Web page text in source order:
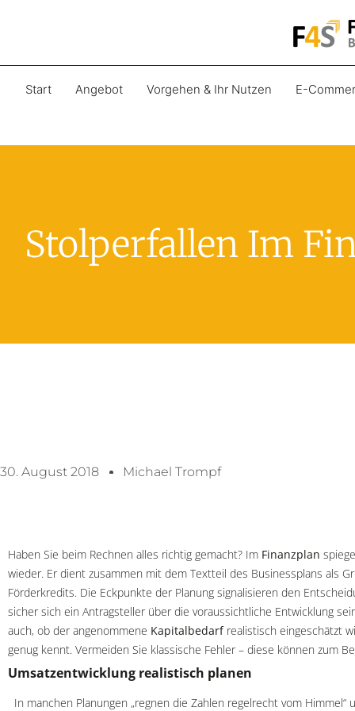
Start Angebot Vorgehen & Ihr Nutzen E-
Stolperfallen Im
30. August 2018 Michael Trompf
Haben Sie beim Rechnen alles richtig gemacht? Im Finanzplan
wieder. Er dient zusammen mit dem Textteil des Businessplans als
Förderkredits. Die Eckpunkte der Planung signalisieren den
sicher sich ein Antragsteller über die voraussichtliche Entwicklung
auch, ob der angenommene Kapitalbedarfrealistisch eingeschätzt
genug kennt. Vermeiden Sie klassische Fehler – diese können zum
Umsatzentwicklung realistisch planen
In manchen Planungen „regnen die Zahlen regelrecht vom